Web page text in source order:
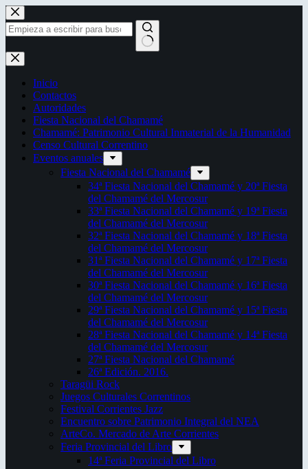
Saltar
al
contenido
Sin
resultados
Inicio
Contactos
Autoridades
Fiesta Nacional del Chamamé
Chamamé: Patrimonio Cultural Inmaterial de la Humanidad
Censo Cultural Correntino
Eventos anuales
Fiesta Nacional del Chamamé
34ª Fiesta Nacional del Chamamé y 20ª Fiesta
del Chamamé del Mercosur
33ª Fiesta Nacional del Chamamé y 19ª Fiesta
del Chamamé del Mercosur
32ª Fiesta Nacional del Chamamé y 18ª Fiesta
del Chamamé del Mercosur
31ª Fiesta Nacional del Chamamé y 17ª Fiesta
del Chamamé del Mercosur
30ª Fiesta Nacional del Chamamé y 16ª Fiesta
del Chamamé del Mercosur
29ª Fiesta Nacional del Chamamé y 15ª Fiesta
del Chamamé del Mercosur
28ª Fiesta Nacional del Chamamé y 14ª Fiesta
del Chamamé del Mercosur
27ª Fiesta Nacional del Chamamé
26ª Edición. 2016.
Taragüi Rock
Juegos Culturales Correntinos
Festival Corrientes Jazz
Encuentro sobre Patrimonio Integral del NEA
ArteCo. Mercado de Arte Corrientes
Feria Provincial del Libro
14ª Feria Provincial del Libro